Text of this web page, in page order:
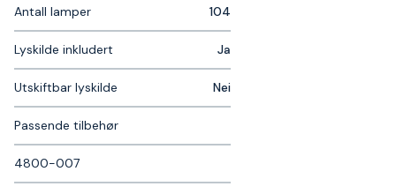
Antall lamper 104
Lyskilde inkludert Ja
Utskiftbar lyskilde Nei
Passende tilbehør
4800-007